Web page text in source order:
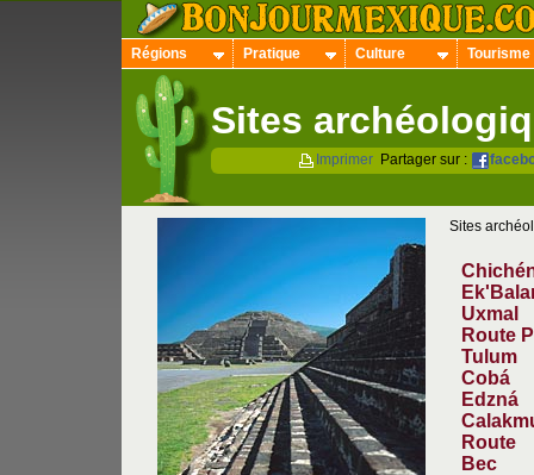
Régions Pratique Culture Tourisme
Sites
Imprimer Partager sur :
Sites
Uxmal
Route
Tulum
Cobá
Edzná
Bec